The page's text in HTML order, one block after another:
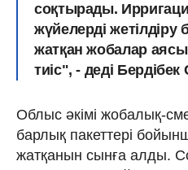
соқтырады.
жүйелерді
жатқан жобалар
тиіс", - деді
Облыс әкімі жобалық-
барлық пакеттері
жатқанын сынға алды.